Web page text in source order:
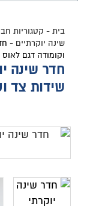
בית - קטגוריות
שינה יוקרתיים -
וקומודה דגם לאוס
חדר שינה
שידות צד